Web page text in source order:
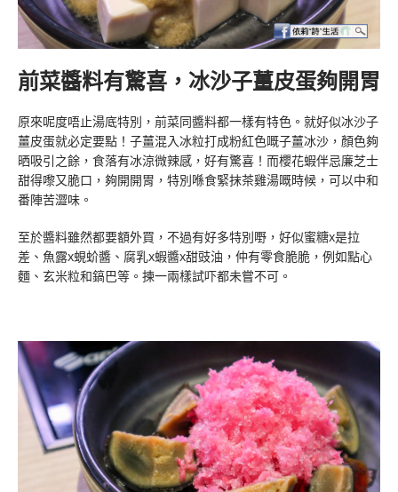
前菜醬料有驚喜，冰沙子薑皮蛋夠開胃
原來呢度唔止湯底特別，前菜同醬料都一樣有特色。就好似冰沙子
薑皮蛋就必定要點！子薑混入冰粒打成粉紅色嘅子薑冰沙，顏色夠
晒吸引之餘，食落有冰涼微辣感，好有驚喜！而櫻花蝦伴忌廉芝士
甜得嚟又脆口，夠開開胃，特別喺食緊抹茶雞湯嘅時候，可以中和
番陣苦澀味。
至於醬料雖然都要額外買，不過有好多特別嘢，好似蜜糖x是拉
差、魚露x蜆蚧醬、腐乳x蝦醬x甜豉油，仲有零食脆脆，例如點心
麵、玄米粒和鎬巴等。揀一兩樣試吓都未嘗不可。